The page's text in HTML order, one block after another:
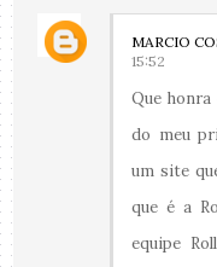
MARCIO
15:52
Que
do meu
um site
que é a
equipe